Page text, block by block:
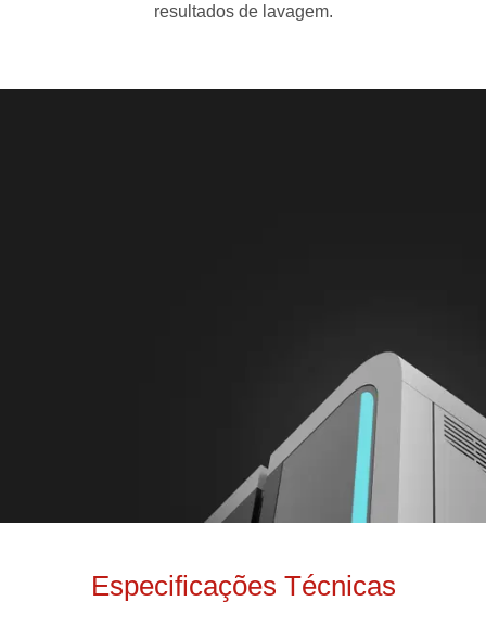
resultados de lavagem.
Especificações Técnicas